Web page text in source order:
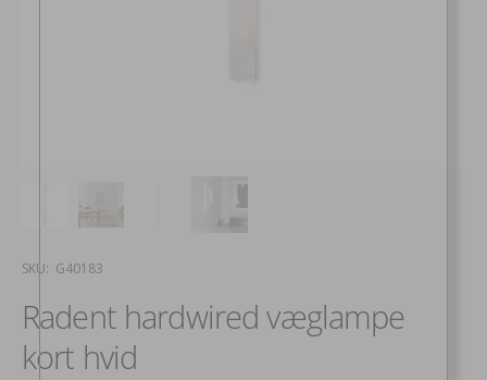
SKU:
SKU: G40183
Radent hardwired væglampe
kort hvid